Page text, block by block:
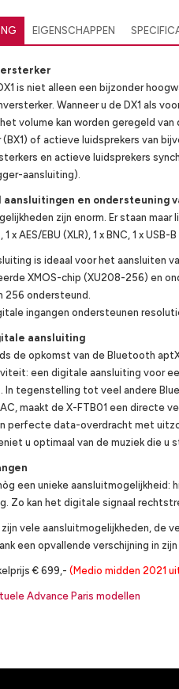
EIGENSCHAPPEN
is niet alleen een bijzonder
Wanneer u de DX1 als
volume kan worden geregeld
of actieve luidsprekers van
en actieve luidsprekers
aansluiting).
aansluitingen en ondersteuning
zijn enorm. Er staan
x AES/EBU (XLR), 1 x BNC, 1 x USB-B
is ideaal voor het aansluiten
XMOS-chip (XU208-256) en
256 ondersteund.
ingangen ondersteunen
aansluiting
de opkomst van de Bluetooth
een digitale aansluiting voor
In tegenstelling tot veel andere
maakt de X-FTB01 een directe
perfecte data-overdracht met
u optimaal van de muziek die
een unieke aansluitmogelijkheid:
Zo kan het digitale signaal
zijn vele aansluitmogelijkheden,
een opvallende verschijning in zijn
€ 699,- (Medio midden 2021
Advance Paris modellen